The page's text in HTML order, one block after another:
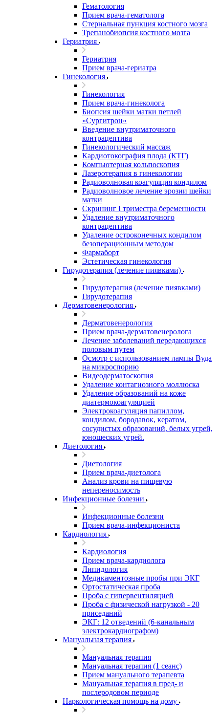
Гематология
Прием врача-гематолога
Стернальная пункция костного мозга
Трепанобиопсия костного мозга
Гериатрия
Гериатрия
Прием врача-гериатра
Гинекология
Гинекология
Прием врача-гинеколога
Биопсия шейки матки петлей
«Сургитрон»
Введение внутриматочного
контрацептива
Гинекологический массаж
Кардиотокография плода (КТГ)
Компьютерная кольпоскопия
Лазеротерапия в гинекологии
Радиоволновая коагуляция кондилом
Радиоволновое лечение эрозии шейки
матки
Скрининг I триместра беременности
Удаление внутриматочного
контрацептива
Удаление остроконечных кондилом
безоперационным методом
Фармаборт
Эстетическая гинекология
Гирудотерапия (лечение пиявками)
Гирудотерапия (лечение пиявками)
Гирудотерапия
Дерматовенерология
Дерматовенерология
Прием врача-дерматовенеролога
Лечение заболеваний передающихся
половым путем
Осмотр с использованием лампы Вуда
на микроспорию
Видеодерматоскопия
Удаление контагиозного моллюска
Удаление образований на коже
диатермокоагуляцией
Электрокоагуляция папиллом,
кондилом, бородавок, кератом,
сосудистых образований, белых угрей,
юношеских угрей.
Диетология
Диетология
Прием врача-диетолога
Анализ крови на пищевую
непереносимость
Инфекционные болезни
Инфекционные болезни
Прием врача-инфекциониста
Кардиология
Кардиология
Прием врача-кардиолога
Липидология
Медикаментозные пробы при ЭКГ
Ортостатическая проба
Проба с гипервентиляцией
Проба с физической нагрузкой - 20
приседаний
ЭКГ: 12 отведений (6-канальным
электрокардиографом)
Мануальная терапия
Мануальная терапия
Мануальная терапия (1 сеанс)
Прием мануального терапевта
Мануальная терапия в пред- и
послеродовом периоде
Наркологическая помощь на дому